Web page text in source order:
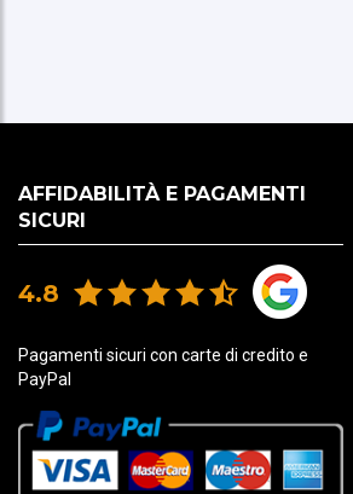
AFFIDABILITÀ E PAGAMENTI
SICURI
4.8
Pagamenti sicuri con carte di credito e
PayPal